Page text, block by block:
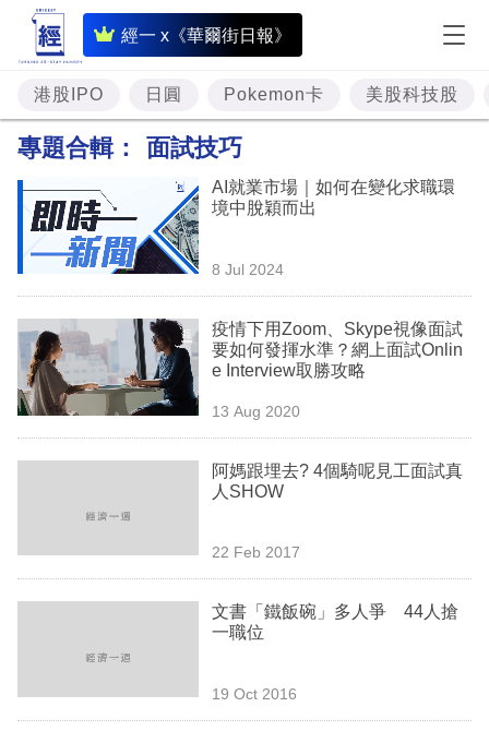
經一 x《華爾街日報》
即
時
財
經
投
資
樓
市
理
技
生
港股IPO 日圓 Pokemon卡 美股科技股
專題合輯： 面試技巧
AI就業市場｜如何在變化求職環
境中脫穎而出
8 Jul 2024
疫情下用Zoom、Skype視像面試
要如何發揮水準？網上面試Onlin
e Interview取勝攻略
13 Aug 2020
阿媽跟埋去? 4個騎呢見工面試真
人SHOW
22 Feb 2017
文書「鐵飯碗」多人爭 44人搶
一職位
19 Oct 2016